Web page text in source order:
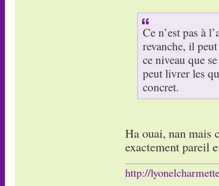
Ce n’est pas à
revanche, il
ce niveau que
peut livrer les
concret.
Ha ouai, nan mais
exactement pareil
http://